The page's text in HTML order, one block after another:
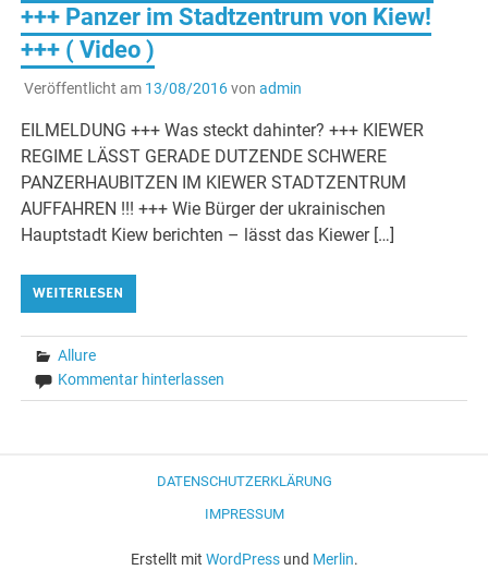
+++ Panzer im Stadtzentrum von Kiew!
+++ ( Video )
Veröffentlicht am 13/08/2016von admin
EILMELDUNG +++ Was steckt dahinter? +++ KIEWER
REGIME LÄSST GERADE DUTZENDE SCHWERE
PANZERHAUBITZEN IM KIEWER STADTZENTRUM
AUFFAHREN !!! +++ Wie Bürger der ukrainischen
Hauptstadt Kiew berichten – lässt das Kiewer […]
WEITERLESEN
Allure
Kommentar hinterlassen
DATENSCHUTZERKLÄRUNG
IMPRESSUM
Erstellt mit WordPressund Merlin.